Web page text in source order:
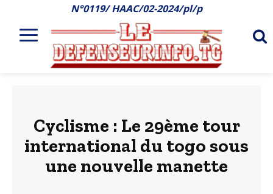
N°0119/ HAAC/02-2024/pl/p
Cyclisme : Le 29ème tour
international du togo sous
une nouvelle manette